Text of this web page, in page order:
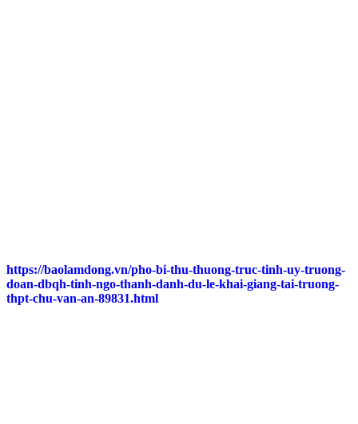
https://baolamdong.vn/pho-bi-thu-thuong-truc-tinh-uy-truong-
doan-dbqh-tinh-ngo-thanh-danh-du-le-khai-giang-tai-truong-
thpt-chu-van-an-89831.html